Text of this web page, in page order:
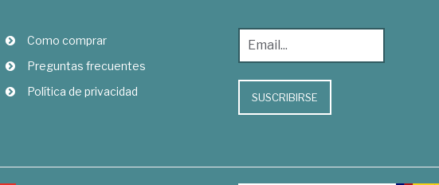
Como comprar
Preguntas frecuentes
Política de privacidad
SUSCRIBIRSE